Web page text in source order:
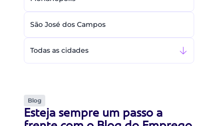
São José dos Campos
Todas as cidades
Blog
Esteja sempre um passo a